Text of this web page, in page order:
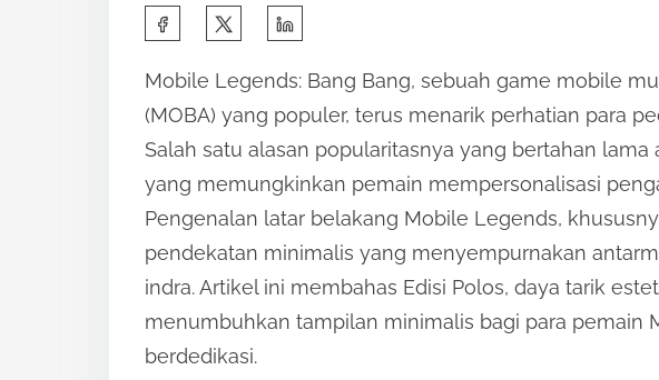
a
r
e
t
h
i
s
p
o
Mobile Legends: Bang Bang, sebuah game mobile
(MOBA) yang populer, terus menarik perhatian para
Salah satu alasan popularitasnya yang bertahan lama
yang memungkinkan pemain mempersonalisasi
Pengenalan latar belakang Mobile Legends,
pendekatan minimalis yang menyempurnakan
indra. Artikel ini membahas Edisi Polos, daya tarik
menumbuhkan tampilan minimalis bagi para pemain
berdedikasi.